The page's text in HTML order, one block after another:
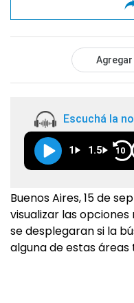
Agregar
Escuchá la
1 1.5 10
Buenos Aires, 15 de
visualizar las
se desplegaran si la
alguna de estas